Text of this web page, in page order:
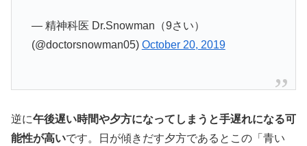
— 精神科医 Dr.Snowman（9さい）
(@doctorsnowman05) October 20, 2019
逆に午後遅い時間や夕方になってしまうと手遅れになる可
能性が高いです。日が傾きだす夕方であるとこの「青い